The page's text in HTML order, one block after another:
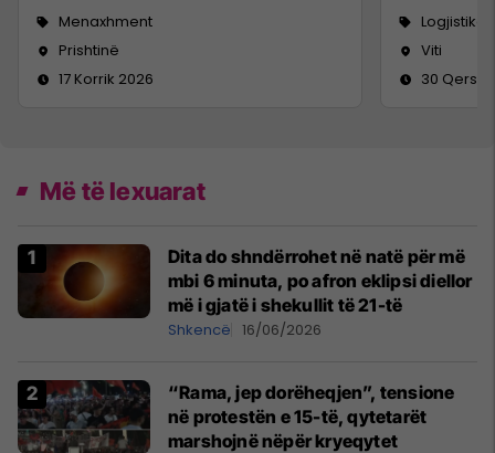
Menaxhment
Prishtinë
17 Korrik 2026
Logjistikë
Viti
30
Më të lexuarat
Dita do shndërrohet në natë për më
mbi 6 minuta, po afron eklipsi diellor
më i gjatë i shekullit të 21-të
Shkencë 16/06/2026
“Rama, jep dorëheqjen”, tensione
në protestën e 15-të, qytetarët
marshojnë nëpër kryeqytet